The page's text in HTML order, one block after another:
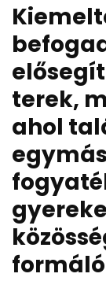
terek,
ahol